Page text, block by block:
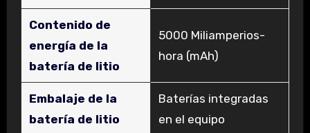
Contenido de
energía de la
batería de litio
‎5000 Miliamperios-
hora (mAh)
Embalaje de la
batería de litio
‎Baterías integradas
en el equipo